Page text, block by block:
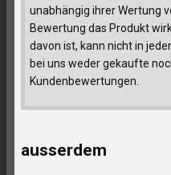
unabhängig ihrer Wertung
Bewertung das Produkt
davon ist, kann nicht in
bei uns weder gekaufte
Kundenbewertungen.
ausserdem